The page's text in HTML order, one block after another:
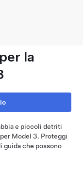
la
e piccoli detriti
Model 3. Proteggi
guida che possono